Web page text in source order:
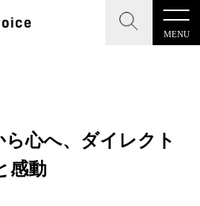
MENU
CLOSE
CLOSE
音楽特化メディア
心へ、ダイレクト
感動